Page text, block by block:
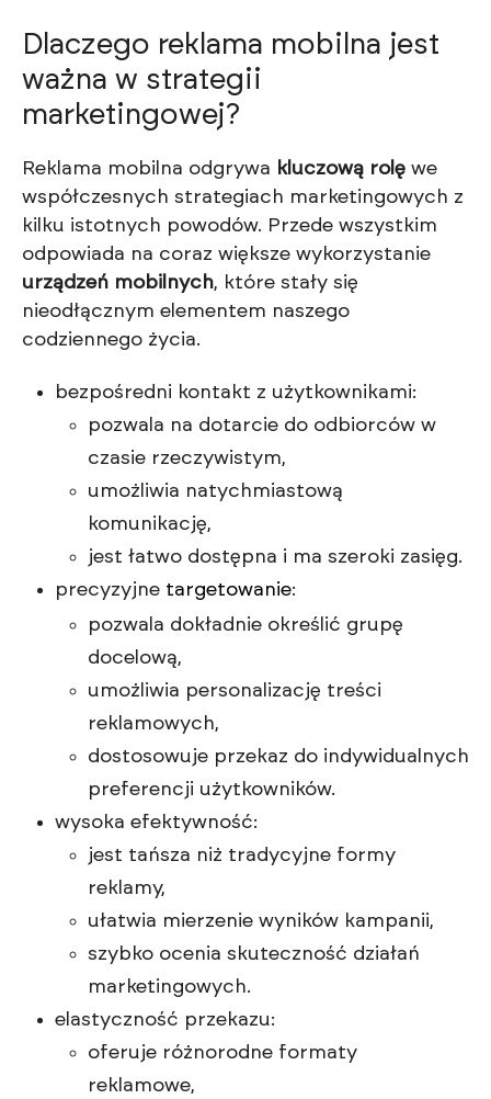
Dlaczego reklama mobilna jest
ważna w strategii
marketingowej?
Reklama mobilna odgrywa kluczową rolę we
współczesnych strategiach marketingowych z
kilku istotnych powodów. Przede wszystkim
odpowiada na coraz większe wykorzystanie
urządzeń mobilnych, które stały się
nieodłącznym elementem naszego
codziennego życia.
bezpośredni kontakt z użytkownikami:
pozwala na dotarcie do odbiorców w
czasie rzeczywistym,
umożliwia natychmiastową
komunikację,
jest łatwo dostępna i ma szeroki zasięg.
precyzyjne targetowanie:
pozwala dokładnie określić grupę
docelową,
umożliwia personalizację treści
reklamowych,
dostosowuje przekaz do indywidualnych
preferencji użytkowników.
wysoka efektywność:
jest tańsza niż tradycyjne formy
reklamy,
ułatwia mierzenie wyników kampanii,
szybko ocenia skuteczność działań
marketingowych.
elastyczność przekazu:
oferuje różnorodne formaty
reklamowe,